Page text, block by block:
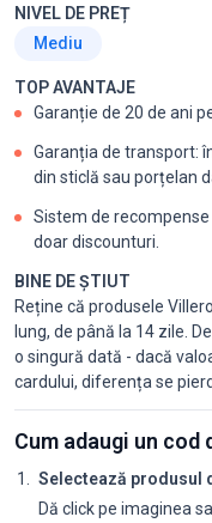
NIVEL DE PREȚ
Mediu
TOP AVANTAJE
Garanție de 20 de ani
Garanția de transport:
din sticlă sau porțelan
Sistem de
doar discounturi.
BINE DE ȘTIUT
Reține că produsele
lung, de până la 14 zile.
o singură dată - dacă
cardului, diferența se
Cum adaugi un
Selectează produsul
Dă click pe imaginea